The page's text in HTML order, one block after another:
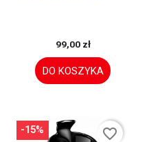
99,00 zł
DO KOSZYKA
-15% favorite_border